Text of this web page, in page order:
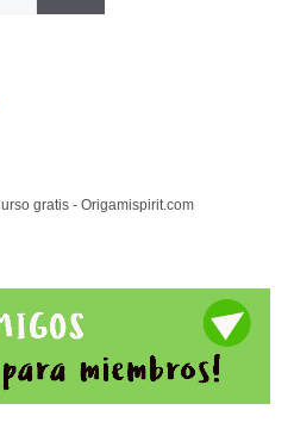
gratis - Origamispirit.com